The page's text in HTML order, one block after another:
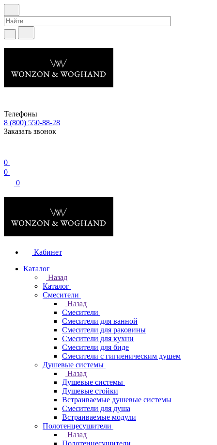
Телефоны
8 (800) 550-88-28
Заказать звонок
0
0
0
Кабинет
Каталог
Назад
Каталог
Смесители
Назад
Смесители
Смесители для ванной
Смесители для раковины
Смесители для кухни
Смесители для биде
Смесители с гигиеническим душем
Душевые системы
Назад
Душевые системы
Душевые стойки
Встраиваемые душевые системы
Смесители для душа
Встраиваемые модули
Полотенцесушители
Назад
Полотенцесушители